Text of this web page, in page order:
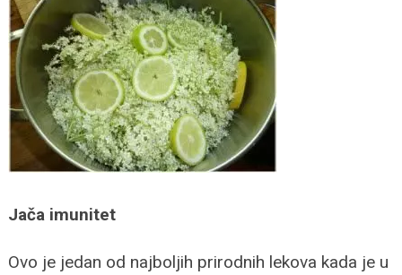
Jača imunitet
Ovo je jedan od najboljih prirodnih lekova kada je u